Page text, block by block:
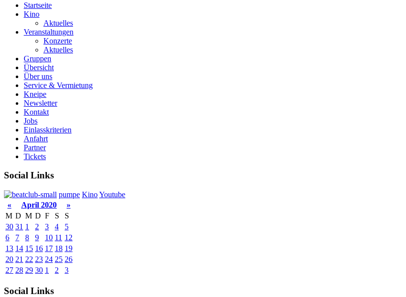
Startseite
Kino
Aktuelles
Veranstaltungen
Konzerte
Aktuelles
Gruppen
Übersicht
Über uns
Service & Vermietung
Kneipe
Newsletter
Kontakt
Jobs
Einlasskriterien
Anfahrt
Partner
Tickets
Social Links
pumpe KinoYoutube
«
April 2020
»
M D M D F S
S
30 31 1 2 3 4
5
6
7 8 9 10 11 12
13 14 15 16 17 18 19
20 21 22 23 24 25 26
27 28 29 30 1 2 3
Social Links